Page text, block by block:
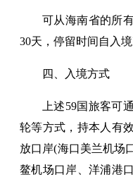
可从海南省的所
30天，停留时间自入境
四、入境方式
上述59国旅客可
轮等方式，持本人有
放口岸(海口美兰机场
鳌机场口岸、洋浦港